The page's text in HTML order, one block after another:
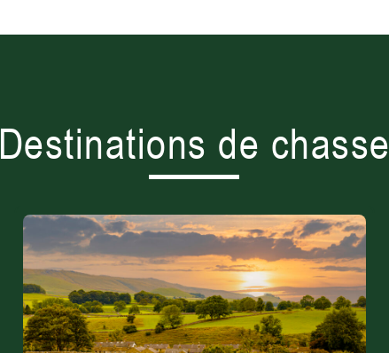
Destinations de chasse